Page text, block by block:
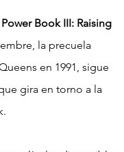
Power Book III: Raising
la precuela
en 1991, sigue
gira en torno a la